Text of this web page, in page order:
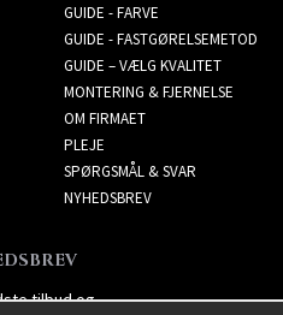
GUIDE - FARVE
GUIDE - FASTGØRELSEMETOD
GUIDE – VÆLG KVALITET
MONTERING & FJERNELSE
OM FIRMAET
PLEJE
SPØRGSMÅL & SVAR
NYHEDSBREV
tilbud og